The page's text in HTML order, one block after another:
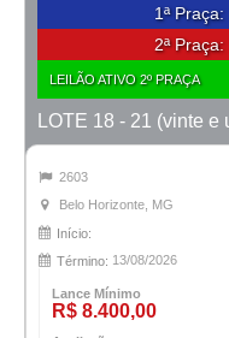
1ª Praça:
2ª Praça:
LEILÃO ATIVO 2º PRAÇA
2603
Belo Horizonte, MG
Início:
Término: 13/08/2026
Lance Mínimo
R$ 8.400,00